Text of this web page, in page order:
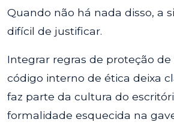
Quando não há nada disso, a
difícil de justificar.
Integrar regras de proteção de
código interno de ética deixa
faz parte da cultura do
formalidade esquecida na